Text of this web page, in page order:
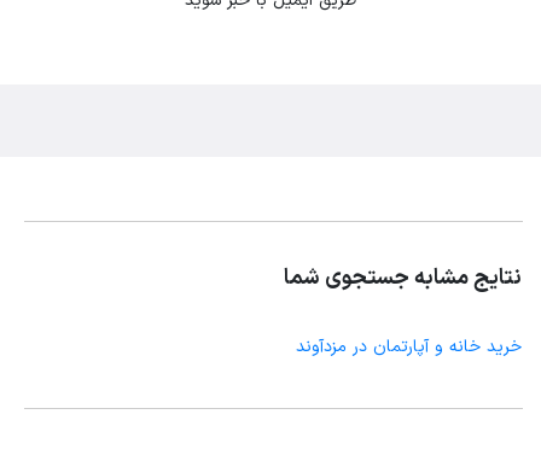
نتایج مشابه جستجوی شما
خرید خانه و آپارتمان در مزدآوند